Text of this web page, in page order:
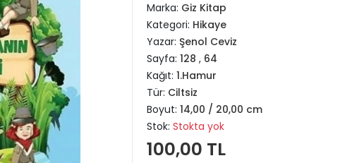
Marka: Giz Kitap
Kategori: Hikaye
Yazar: Şenol Ceviz
Sayfa: 128 , 64
Kağıt: 1.Hamur
Tür: Ciltsiz
Boyut: 14,00 / 20,00 cm
Stok: Stokta yok
100,00 TL